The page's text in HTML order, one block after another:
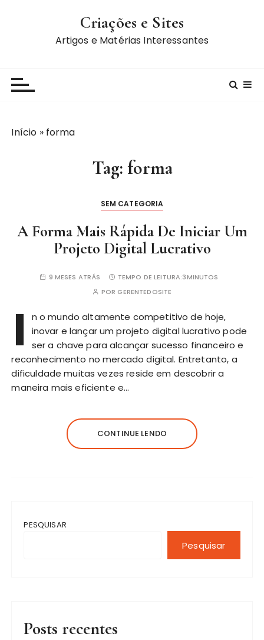
Criações e Sites
Artigos e Matérias Interessantes
Início » forma
Tag: forma
SEM CATEGORIA
A Forma Mais Rápida De Iniciar Um
Projeto Digital Lucrativo
9 MESES ATRÁS TEMPO DE LEITURA:3MINUTOS
PORGERENTEDOSITE
I
n o mundo altamente competitivo de hoje,
inovar e lançar um projeto digital lucrativo pode
ser a chave para alcançar sucesso financeiro e
reconhecimento no mercado digital. Entretanto, a
dificuldade muitas vezes reside em descobrir a
maneira mais eficiente e…
CONTINUE LENDO
PESQUISAR
Pesquisar
Posts recentes